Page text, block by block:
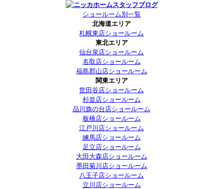
ショールーム別一覧
北海道エリア
札幌東店ショールーム
東北エリア
仙台泉店ショールーム
名取店ショールーム
福島郡山店ショールーム
関東エリア
世田谷店ショールーム
杉並店ショールーム
品川旗の台店ショールーム
板橋店ショールーム
江戸川店ショールーム
練馬店ショールーム
足立店ショールーム
大田大森店ショールーム
墨田菊川店ショールーム
八王子店ショールーム
立川店ショールーム